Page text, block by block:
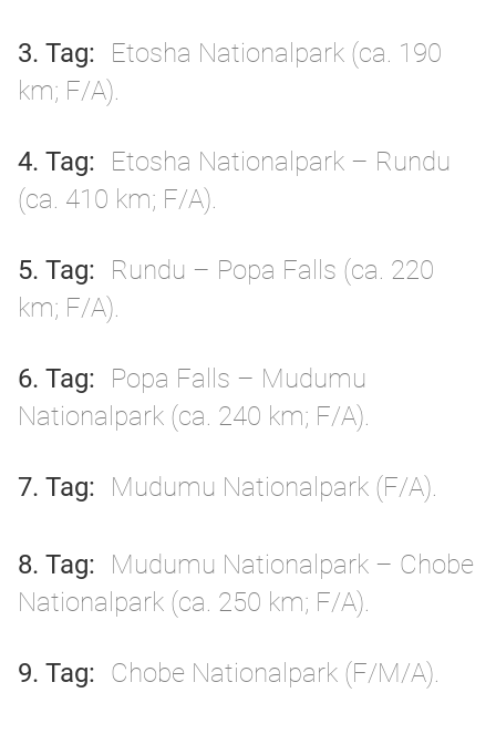
3. Tag
Etosha Nationalpark (ca. 190
km; F/A).
4. Tag
Etosha Nationalpark – Rundu
(ca. 410 km; F/A).
5. Tag
Rundu – Popa Falls (ca. 220
km; F/A).
6. Tag
Popa Falls – Mudumu
Nationalpark (ca. 240 km; F/A).
7. Tag Mudumu Nationalpark (F/A).
8. Tag
Mudumu Nationalpark – Chobe
Nationalpark (ca. 250 km; F/A).
9. Tag Chobe Nationalpark (F/M/A).